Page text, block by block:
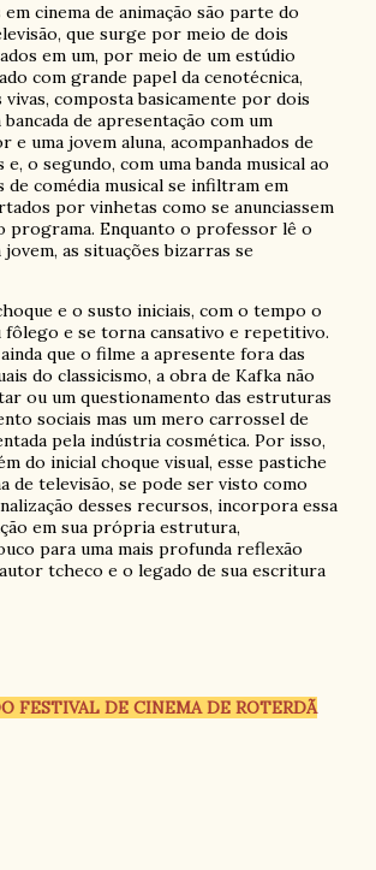
em cinema de animação são parte do
que surge por meio de dois
em um, por meio de um estúdio
com grande papel da cenotécnica,
composta basicamente por dois
de apresentação com um
uma jovem aluna, acompanhados de
o segundo, com uma banda musical ao
de comédia musical se infiltram em
por vinhetas como se anunciassem
programa. Enquanto o professor lê o
as situações bizarras se
e o susto iniciais, com o tempo o
fôlego e se torna cansativo e repetitivo.
que o filme a apresente fora das
do classicismo, a obra de Kafka não
ou um questionamento das estruturas
sociais mas um mero carrossel de
pela indústria cosmética. Por isso,
do inicial choque visual, esse pastiche
de televisão, se pode ser visto como
desses recursos, incorpora essa
em sua própria estrutura,
para uma mais profunda reflexão
tcheco e o legado de sua escritura
FESTIVAL DE CINEMA DE ROTERDÃ